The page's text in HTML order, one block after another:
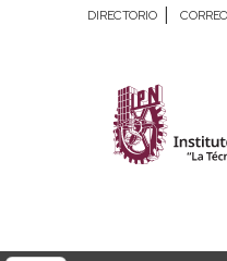
DIRECTORIO | CORREO